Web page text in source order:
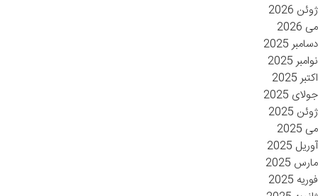
ژوئن 2026
می 2026
دسامبر 2025
نوامبر 2025
اکتبر 2025
جولای 2025
ژوئن 2025
می 2025
آوریل 2025
مارس 2025
فوریه 2025